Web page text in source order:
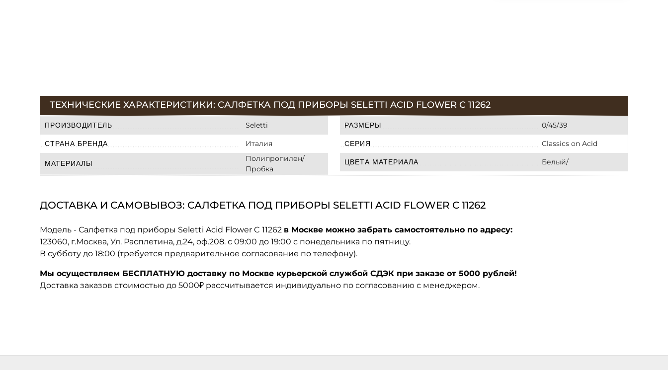
ТЕХНИЧЕСКИЕ ХАРАКТЕРИСТИКИ: САЛФЕТКА ПОД ПРИБОРЫ SELETTI ACID FLOWER C 11262
ПРОИЗВОДИТЕЛЬ Seletti
СТРАНА БРЕНДА Италия
МАТЕРИАЛЫ
Полипропилен/
Пробка
РАЗМЕРЫ 0/45/39
СЕРИЯ Classics on Acid
ЦВЕТА МАТЕРИАЛА Белый/
ДОСТАВКА И САМОВЫВОЗ: САЛФЕТКА ПОД ПРИБОРЫ SELETTI ACID FLOWER C 11262
Модель - Салфетка под приборы Seletti Acid Flower C 11262 в Москве можно забрать самостоятельно по адресу:
123060, г.Москва, Ул. Расплетина, д.24, оф.208. с 09:00 до 19:00 с понедельника по пятницу.
В субботу до 18:00 (требуется предварительное согласование по телефону).
Мы осуществляем БЕСПЛАТНУЮ доставку по Москве курьерской службой СДЭК при заказе от 5000 рублей!
Доставка заказов стоимостью до 5000₽ рассчитывается индивидуально по согласованию с менеджером.